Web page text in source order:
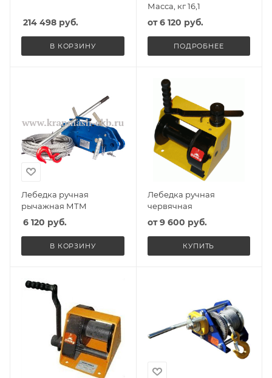
214 498 руб.
В КОРЗИНУ
Масса, кг 16,1
от6 120 руб.
ПОДРОБНЕЕ
Лебедка ручная
рычажная МТМ
6 120 руб.
В КОРЗИНУ
Лебедка ручная
червячная
от9 600 руб.
КУПИТЬ